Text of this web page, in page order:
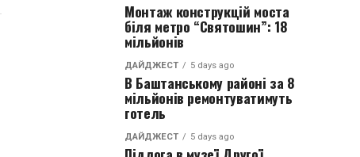
Монтаж конструкцій моста
біля метро “Святошин”: 18
мільйонів
ДАЙДЖЕСТ 5 days ago
В Баштанському районі за 8
мільйонів ремонтуватимуть
готель
ДАЙДЖЕСТ 5 days ago